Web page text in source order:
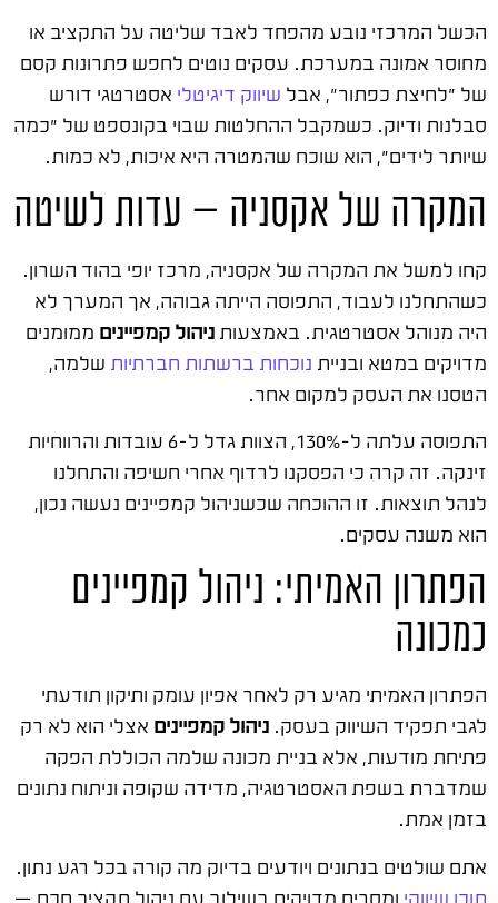
הכשל המרכזי נובע מהפחד לאבד שליטה על התקציב או
מחוסר אמונה במערכת. עסקים נוטים לחפש פתרונות קסם
של "לחיצת כפתור", אבל שיווק דיגיטלי אסטרטגי דורש
סבלנות ודיוק. כשמקבל ההחלטות שבוי בקונספט של "כמה
שיותר לידים", הוא שוכח שהמטרה היא איכות, לא כמות.
המקרה של אקסניה — עדות לשיטה
קחו למשל את המקרה של אקסניה, מרכז יופי בהוד השרון.
כשהתחלנו לעבוד, התפוסה הייתה גבוהה, אך המערך לא
היה מנוהל אסטרטגית. באמצעותניהול קמפיינים ממומנים
מדויקים במטא ובניית נוכחות ברשתות חברתיות שלמה,
הטסנו את העסק למקום אחר.
התפוסה עלתה ל-130%, הצוות גדל ל-6 עובדות והרווחיות
זינקה. זה קרה כי הפסקנו לרדוף אחרי חשיפה והתחלנו
לנהל תוצאות. זו ההוכחה שכשניהול קמפיינים נעשה נכון,
הוא משנה עסקים.
הפתרון האמיתי: ניהול קמפיינים
כמכונה
הפתרון האמיתי מגיע רק לאחר אפיון עומק ותיקון תודעתי
לגבי תפקיד השיווק בעסק. ניהול קמפיינים אצלי הוא לא רק
פתיחת מודעות, אלא בניית מכונה שלמה הכוללת הפקה
שמדברת בשפת האסטרטגיה, מדידה שקופה וניתוח נתונים
בזמן אמת.
אתם שולטים בנתונים ויודעים בדיוק מה קורה בכל רגע נתון.